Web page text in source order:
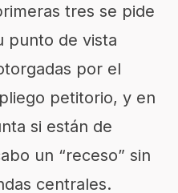
tres se pide
punto de vista
por el
petitorio, y en
si están de
un “receso” sin
centrales.